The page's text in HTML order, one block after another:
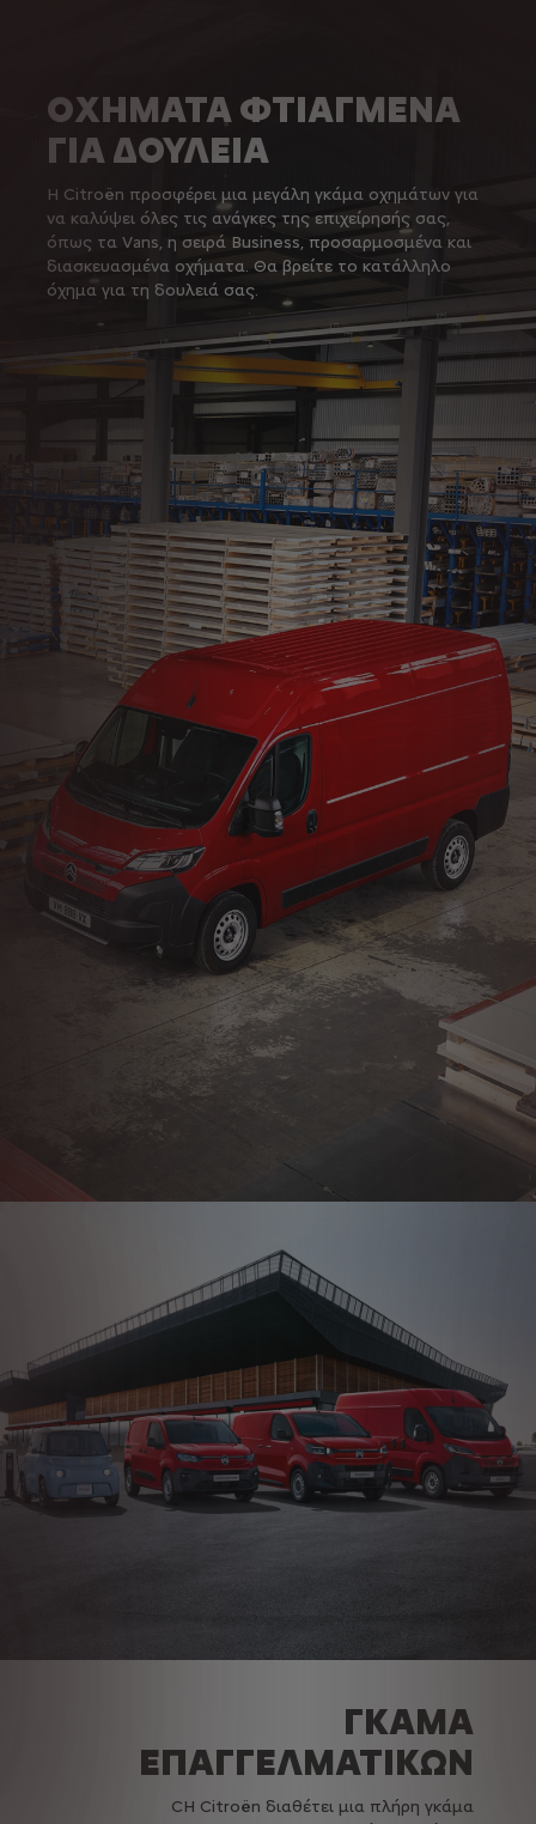
ΟΧΗΜΑΤΑ ΦΤΙΑΓΜΕΝΑ
ΓΙΑ ΔΟΥΛΕΙΑ
Η Citroën προσφέρει μια μεγάλη γκάμα οχημάτων για
να καλύψει όλες τις ανάγκες της επιχείρησής σας,
όπως τα Vans, η σειρά Business, προσαρμοσμένα και
διασκευασμένα οχήματα. Θα βρείτε το κατάλληλο
όχημα για τη δουλειά σας.
ΓΚΑΜΑ
ΕΠΑΓΓΕΛΜΑΤΙΚΩΝ
CΗ Citroën διαθέτει μια πλήρη γκάμα